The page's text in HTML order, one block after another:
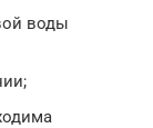
воды